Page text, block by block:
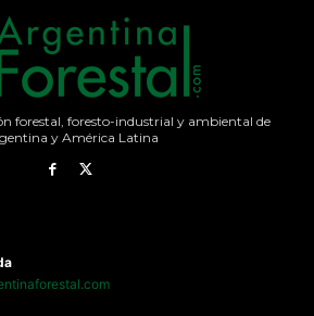
forestal, foresto-industrial y ambiental de
y América Latina